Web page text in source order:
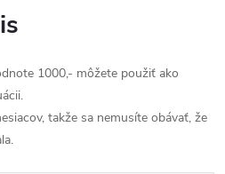
1000,- môžete použiť ako
takže sa nemusíte obávať, že